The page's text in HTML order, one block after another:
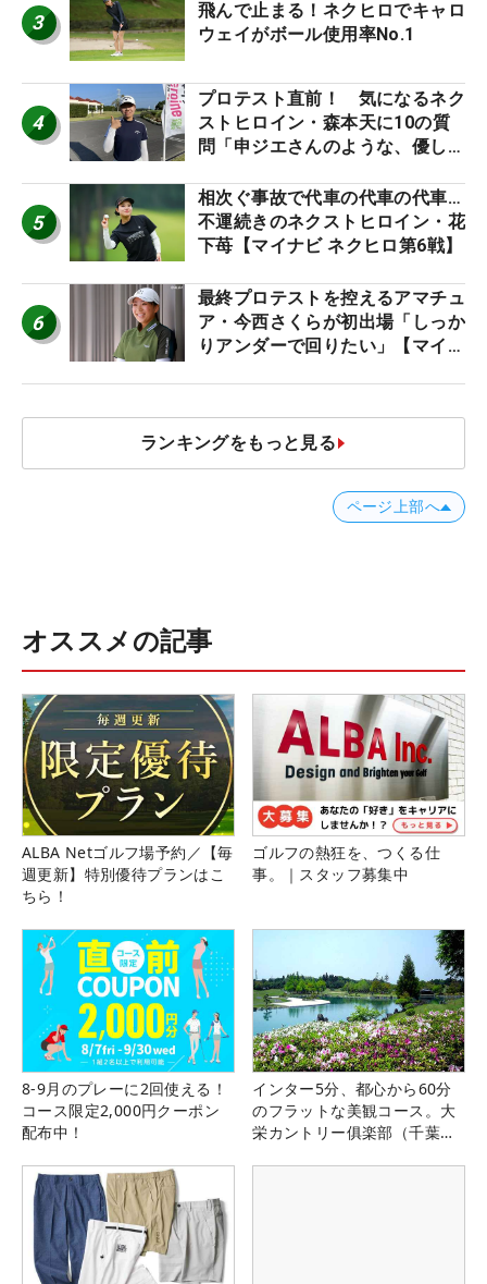
3
飛んで止まる！ネクヒロでキャロ
ウェイがボール使用率No.1
4
プロテスト直前！ 気になるネク
ストヒロイン・森本天に10の質
問「申ジエさんのような、優しく
になりたいです」
5
相次ぐ事故で代車の代車の代車…
不運続きのネクストヒロイン・花
下苺【マイナビ ネクヒロ第6戦】
6
最終プロテストを控えるアマチュ
ア・今西さくらが初出場「しっか
りアンダーで回りたい」【マイナ
ランキングをもっと見る
ページ上部へ
オススメの記事
ALBA Netゴルフ場予約／【毎
週更新】特別優待プランはこ
ちら！
ゴルフの熱狂を、つくる仕
事。｜スタッフ募集中
8-9月のプレーに2回使える！
コース限定2,000円クーポン
配布中！
インター5分、都心から60分
のフラットな美観コース。大
栄カントリー俱楽部（千葉